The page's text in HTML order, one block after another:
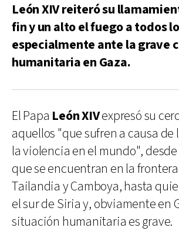
León XIV reiteró su
fin y un alto el fuego a todos
especialmente ante la grave
humanitaria en Gaza.
El Papa León XIVexpresó su
aquellos "que sufren a causa de
la violencia en el mundo",
que se encuentran en la
Tailandia y Camboya, hasta
el sur de Siria y, obviamente en
situación humanitaria es grave.